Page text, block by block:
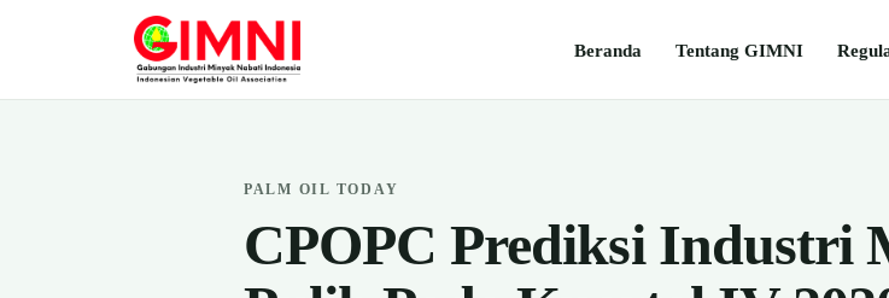
Beranda Tentang GIMNI
PALM OIL TODAY
CPOPC Prediksi Industri